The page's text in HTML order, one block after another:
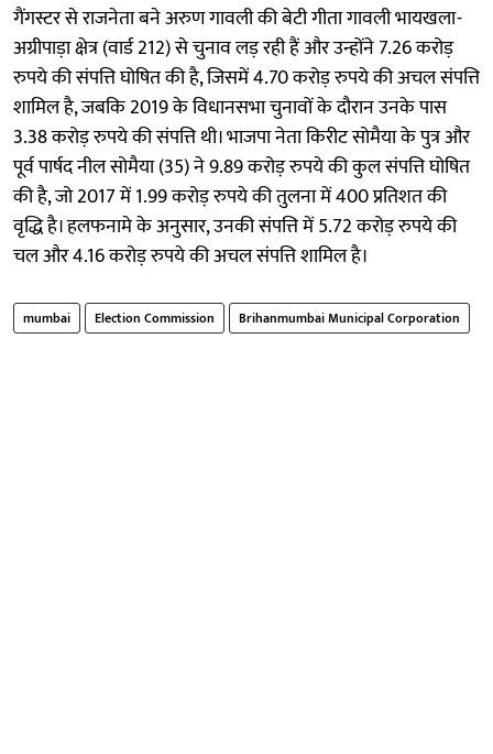
गैंगस्टर से राजनेता बने अरुण गावली की बेटी गीता गावली भायखला-
अग्रीपाड़ा क्षेत्र (वार्ड 212) से चुनाव लड़ रही हैं और उन्होंने 7.26 करोड़
रुपये की संपत्ति घोषित की है, जिसमें 4.70 करोड़ रुपये की अचल संपत्ति
शामिल है, जबकि 2019 के विधानसभा चुनावों के दौरान उनके पास
3.38 करोड़ रुपये की संपत्ति थी। भाजपा नेता किरीट सोमैया के पुत्र और
पूर्व पार्षद नील सोमैया (35) ने 9.89 करोड़ रुपये की कुल संपत्ति घोषित
की है, जो 2017 में 1.99 करोड़ रुपये की तुलना में 400 प्रतिशत की
वृद्धि है। हलफनामे के अनुसार, उनकी संपत्ति में 5.72 करोड़ रुपये की
चल और 4.16 करोड़ रुपये की अचल संपत्ति शामिल है।
mumbai Election Commission Brihanmumbai Municipal Corporation